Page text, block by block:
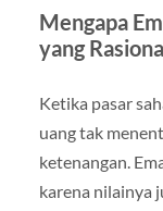
Mengapa
yang
Ketika pasar
uang tak
ketenangan.
karena nilainya